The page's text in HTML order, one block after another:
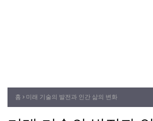
홈 미래 기술의 발전과 인간 삶의 변화